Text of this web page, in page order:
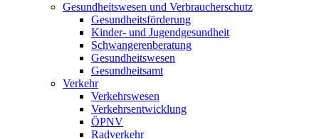
Gesundheitswesen und Verbraucherschutz
Gesundheitsförderung
Kinder- und Jugendgesundheit
Schwangerenberatung
Gesundheitswesen
Gesundheitsamt
Verkehr
Verkehrswesen
Verkehrsentwicklung
ÖPNV
Radverkehr